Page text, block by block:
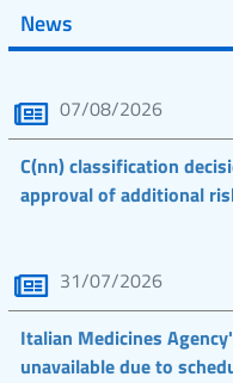
News
07/08/2026
C(nn) classification
approval of additional
31/07/2026
Italian Medicines
unavailable due to